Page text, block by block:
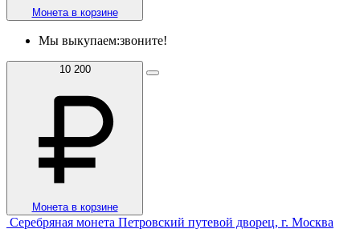
Монета в корзине
Мы выкупаем:звоните!
10 200
Монета в корзине
Серебряная монета Петровский путевой дворец, г. Москва